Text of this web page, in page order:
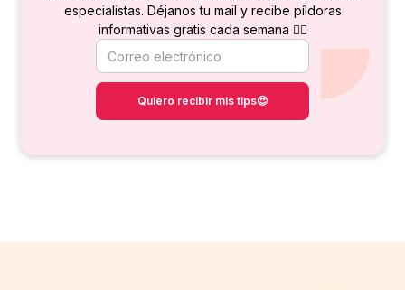
especialistas. Déjanos tu mail y recibe píldoras
informativas gratis cada semana 👇🏻